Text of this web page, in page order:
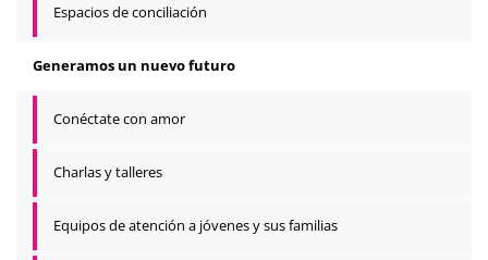
Espacios de conciliación
Generamos un nuevo futuro
Conéctate con amor
Charlas y talleres
Equipos de atención a jóvenes y sus familias